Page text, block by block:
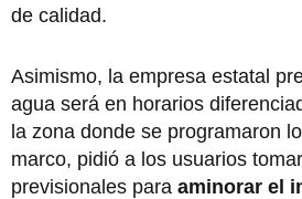
de calidad.
Asimismo, la empresa estatal
agua será en horarios
la zona donde se programaron
marco, pidió a los usuarios
previsionales para aminorar el